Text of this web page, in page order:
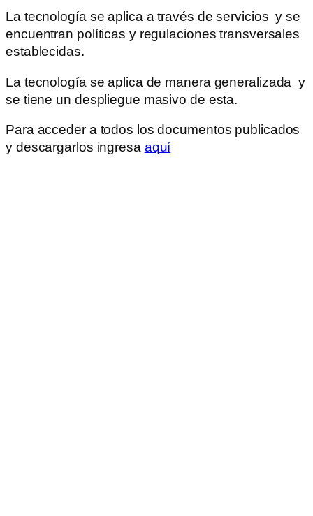
La tecnología se aplica a través de servicios y se
encuentran políticas y regulaciones transversales
establecidas.
La tecnología se aplica de manera generalizada y
se tiene un despliegue masivo de esta.
Para acceder a todos los documentos publicados
y descargarlos ingresa aquí